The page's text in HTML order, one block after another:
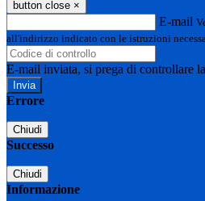
button close ×
E-mail
all'indirizzo indicato con le istruzioni
E-mail inviata, si prega di controllare
Errore
Chiudi
Successo
Chiudi
Informazione